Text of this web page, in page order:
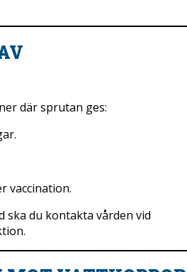
där sprutan ges:
vaccination.
ska du kontakta vården vid